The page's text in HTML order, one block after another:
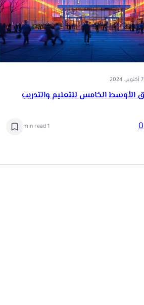
7 أكتوبر، 2024
الخامس للتعليم والتدريب
0
1 min read